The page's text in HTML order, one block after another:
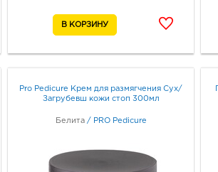
Pro Pedicure Крем для размягчения Сух/
Загрубевш кожи стоп 300мл
Белита / PRO Pedicure